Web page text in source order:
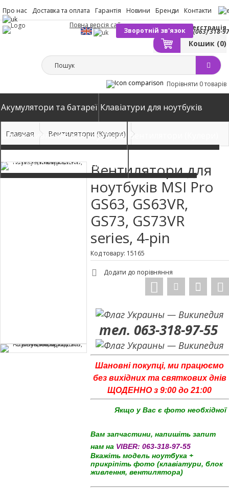
Про нас Доставка та оплата Гарантія Новини Бренди Контакти
(063) 318-
Зворотній зв'язок
Вхід Реєстрація
Кошик (0)
Повна версія сайту
Порівняти 0 товарів
Акумулятори та батареї Клавіатури для ноутбуків
Блоки живлення для ноутбуків Вентилятори (Кулери)
Автомобільні зарядні пристрої
Главная Вентилятори (Кулери)
Вентилятори для
ноутбуків MSI Pro
GS63, GS63VR,
GS73, GS73VR
series, 4-pin
Код товару: 15165
Додати до порівняння
тел. 063-318-97-55
Шановні покупці, ми працюємо
без вихідних та святкових днів
ЩОДЕННО з 9:00 до 21:00
Якщо у Вас є фото необхідної
Вам запчастини, напишіть запит
нам на VIBER: 063-318-97-55
Вкажіть модель ноутбука +
прикріпіть фото (клавіатури, блок
живлення, вентилятора)